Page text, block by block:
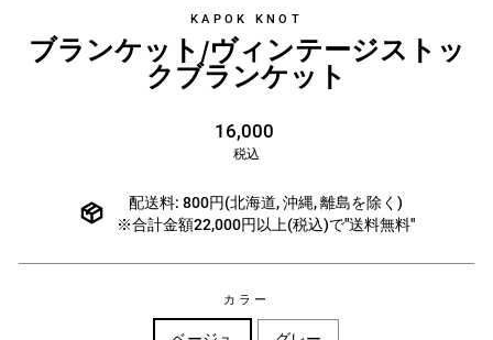
KAPOK KNOT
ブランケット/ヴィンテージストッ
クブランケット
通
格
16,000
税込
配送料: 800円(北海道, 沖縄, 離島を除く)
※合計金額22,000円以上(税込)で"送料無料"
カラー